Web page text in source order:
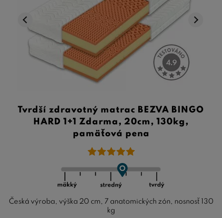
Tvrdší zdravotný matrac BEZVA BINGO
HARD 1+1 Zdarma, 20cm, 130kg,
pamäťová pena
Česká výroba, výška 20 cm, 7 anatomických zón, nosnosť 130
kg